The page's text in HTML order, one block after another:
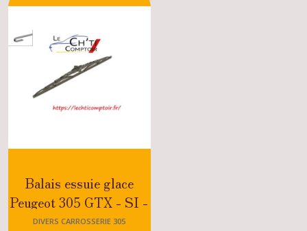
Balais essuie glace
Peugeot 305 GTX - SI -
TI - DIESEL -
DIVERS CARROSSERIE 305
305
carrosserie
et
vitrage
pose
vitrage
305